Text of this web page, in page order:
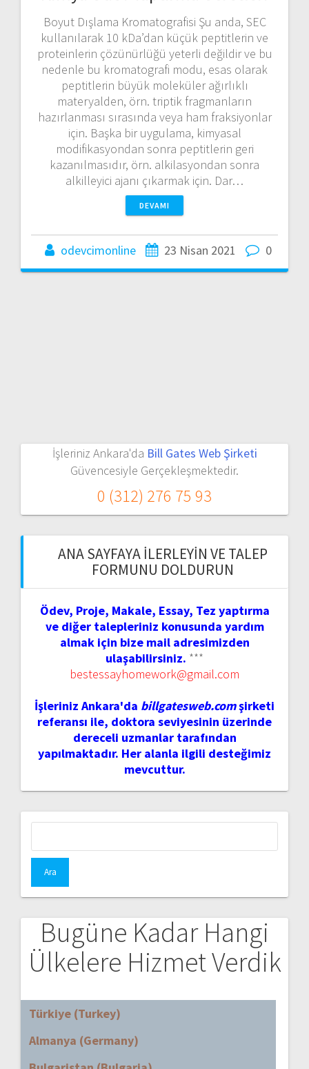
Boyut Dışlama Kromatografisi Şu anda, SEC
kullanılarak 10 kDa’dan küçük peptitlerin ve
proteinlerin çözünürlüğü yeterli değildir ve bu
nedenle bu kromatografi modu, esas olarak
peptitlerin büyük moleküler ağırlıklı
materyalden, örn. triptik fragmanların
hazırlanması sırasında veya ham fraksiyonlar
için. Başka bir uygulama, kimyasal
modifikasyondan sonra peptitlerin geri
kazanılmasıdır, örn. alkilasyondan sonra
alkilleyici ajanı çıkarmak için. Dar…
DEVAMI
odevcimonline 23 Nisan 2021 0
İşleriniz Ankara'da Bill Gates Web Şirketi
Güvencesiyle Gerçekleşmektedir.
0 (312) 276 75 93
ANA SAYFAYA İLERLEYIN VE TALEP
FORMUNU DOLDURUN
Ödev, Proje, Makale, Essay, Tez yaptırma
ve diğer talepleriniz konusunda yardım
almak için bize mail adresimizden
ulaşabilirsiniz. ***
bestessayhomework@gmail.com
İşleriniz Ankara'da billgatesweb.comşirketi
referansı ile, doktora seviyesinin üzerinde
dereceli uzmanlar tarafından
yapılmaktadır. Her alanla ilgili desteğimiz
mevcuttur.
Bugüne Kadar Hangi
Ülkelere Hizmet Verdik
Türkiye (Turkey)
Almanya (Germany)